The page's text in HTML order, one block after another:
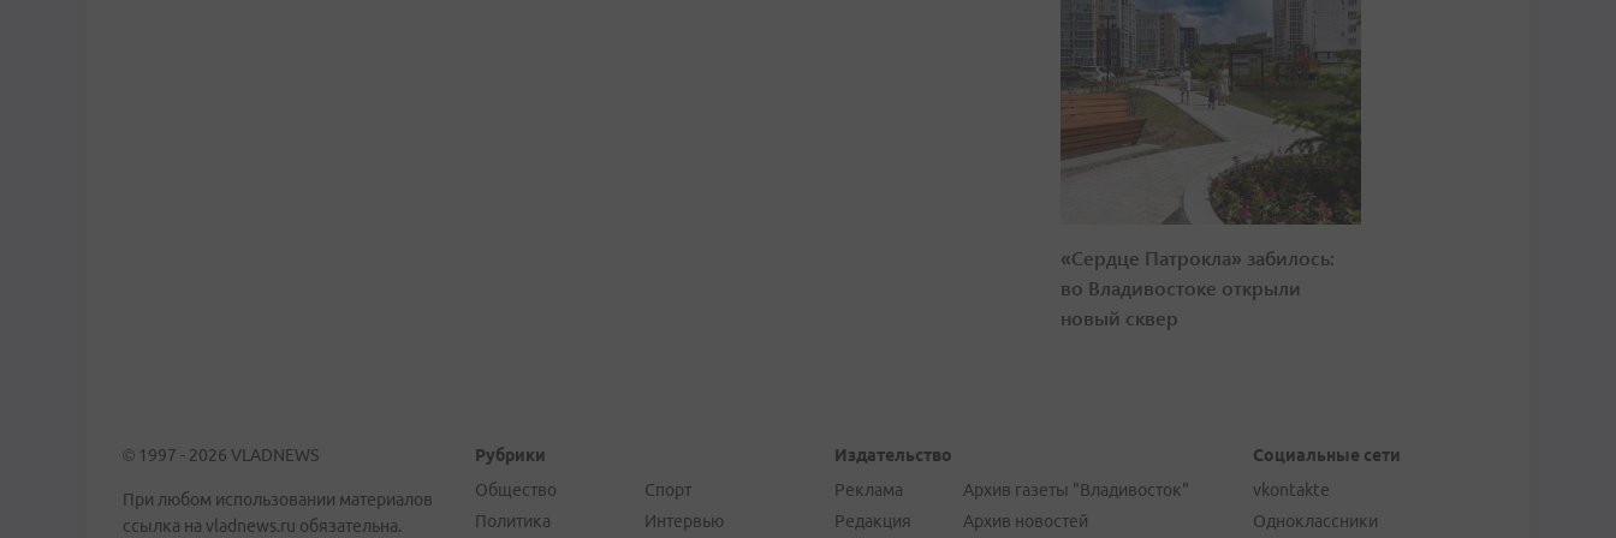
«Сердце Патрокла» забилось:
во Владивостоке открыли
новый сквер
© 1997 - 2026 VLADNEWS
При любом использовании материалов
ссылка на vladnews.ru обязательна.
Рубрики
Общество
Политика
Спорт
Интервью
Издательство
Реклама
Редакция
Архив газеты "Владивосток"
Архив новостей
Социальные сети
vkontakte
Одноклассники